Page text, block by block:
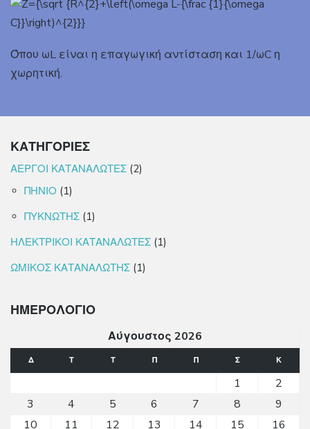
Όπου ωL είναι η επαγωγική αντίσταση και 1/ωC η
χωρητική.
ΚΑΤΗΓΟΡΙΕΣ
ΑΕΡΓΟΙ ΚΑΤΑΝΑΛΩΤΕΣ (2)
ΠΗΝΙΟ (1)
ΠΥΚΝΩΤΗΣ (1)
ΗΛΕΚΤΡΙΚΟΙ ΚΑΤΑΝΑΛΩΤΕΣ (1)
ΩΜΙΚΟΣ ΚΑΤΑΝΑΛΩΤΗΣ (1)
ΗΜΕΡΟΛΟΓΙΟ
Αύγουστος 2026
Δ Τ Τ Π Π Σ Κ
1
2
3
4 5 6 7 8
9
10
11 12 13 14 15 16